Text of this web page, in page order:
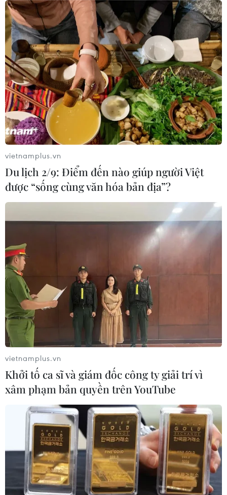
TIN CÙNG CHUYÊN MỤC
Cảnh báo lũ quét, sạt lở đất ở 8 tỉnh
khu vực Bắc Bộ và Thanh Hóa
06/08/2026 03:47
Mưa lớn kéo dài gây thiệt hại khoảng
vietnamplus.vn
Du lịch 2/9: Điểm đến nào giúp người Việt
được “sống cùng văn hóa bản địa”?
vietnamplus.vn
Khởi tố ca sĩ và giám đốc công ty giải trí vì
xâm phạm bản quyền trên YouTube